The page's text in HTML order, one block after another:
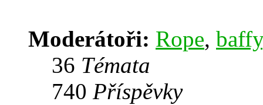
Moderátoři: Rope, baffy
36 Témata
740 Příspěvky